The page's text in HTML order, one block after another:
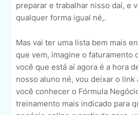
preparar e trabalhar nisso daí, e
qualquer forma igual né,.
Mas vai ter uma lista bem mais
que vem, imagine o faturamento
você que está aí agora é a hora
nosso aluno né, vou deixar o link
você conhecer o Fórmula
treinamento mais indicado para